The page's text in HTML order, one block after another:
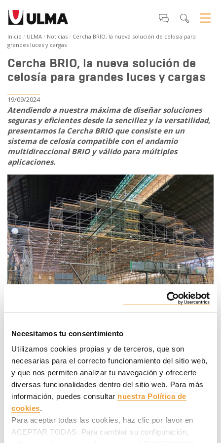
Necesitamos tu consentimiento
Utilizamos cookies propias y de terceros, que son
necesarias para el correcto funcionamiento del sitio web,
y que nos permiten analizar tu navegación y ofrecerte
diversas funcionalidades dentro del sitio web. Para más
información, puedes consultar nuestra Política de
cookies.
Para aceptar todas las cookies, haz clic por favor en
ACEPTAR TODAS. Para cambiar su configuración,
Inicio ULMA Noticias
Cercha BRIO, la nueva solución de celosía para
grandes luces y cargas
Cercha BRIO, la nueva solución de
celosía para grandes luces y cargas
19/09/2024
Atendiendo a nuestra máxima de diseñar soluciones
seguras y eficientes desde la sencillez y la versatilidad,
presentamos la Cercha BRIO que consiste en un
sistema de celosía compatible con el andamio
multidireccional BRIO y válido para múltiples
aplicaciones.
utilizado para grandes luces y/o para soportar grandes
cargas. Así, ofrece la solución ideal para la configuración de
pasos porticados de grandes luces en andamios de
fachada, pasarelas de grandes cargas o luces,amplias
superficies de trabajo en alturaypórticos de cubrición
o protecciones de carretera
mínimos apoyos posibles sobre el terreno, permitiendo el
tránsito vial habitual seguro en la parte inferior, durante la